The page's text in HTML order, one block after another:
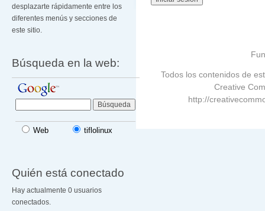
desplazarte rápidamente entre los
diferentes menús y secciones de
este sitio.
Búsqueda en la web:
Web tiflolinux
Quién está conectado
Hay actualmente 0 usuarios
conectados.
Todos los contenidos de
Creative
http://